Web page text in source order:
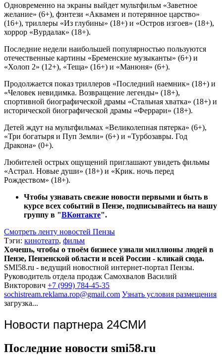
Одновременно на экраны выйдет мультфильм «Заветное
желание» (6+), фэнтези «Аквамен и потерянное царство»
(16+), триллеры «Из глубины» (18+) и «Остров изгоев» (18+),
хоррор «Вурдалак» (18+).
Последние недели наибольшей популярностью пользуются
отечественные картины «Бременские музыканты» (6+) и
«Холоп 2» (12+), «Теща» (16+) и «Манюня» (6+).
Продолжается показ триллеров «Последний наемник» (18+) и
«Человек невидимка. Возвращение легенды» (18+),
спортивной биографической драмы «Стальная хватка» (18+) и
исторической биографической драмы «Феррари» (18+).
Детей ждут на мультфильмах «Великолепная пятерка» (6+),
«Три богатыря и Пуп Земли» (6+) и «Турбозавры. Год
Дракона» (0+).
Любителей острых ощущений приглашают увидеть фильмы
«Астрал. Новые души» (18+) и «Крик. ночь перед
Рождеством» (18+).
Чтобы узнавать свежие новости первыми и быть в
курсе всех событий в Пензе, подписывайтесь на нашу
группу в "ВКонтакте".
Смотреть ленту новостей Пензы
Тэги: кинотеатр, фильм
Хочешь, чтобы о твоём бизнесе узнали миллионы людей в
Пензе, Пензенской области и всей России - кликай сюда.
SMI58.ru - ведущий новостной интернет-портал Пензы.
Руководитель отдела продаж Самохвалов Василий
Викторович +7 (999) 784-45-35
sochistream.reklama.rop@gmail.com Узнать условия размещения
загрузка...
Новости партнера 24СМИ
Последние новости smi58.ru